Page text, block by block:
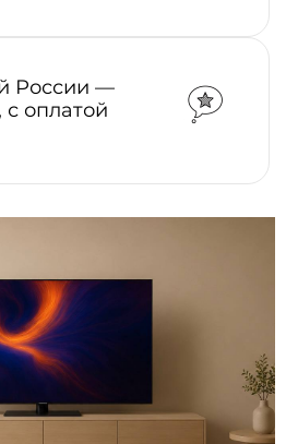
России —
оплатой